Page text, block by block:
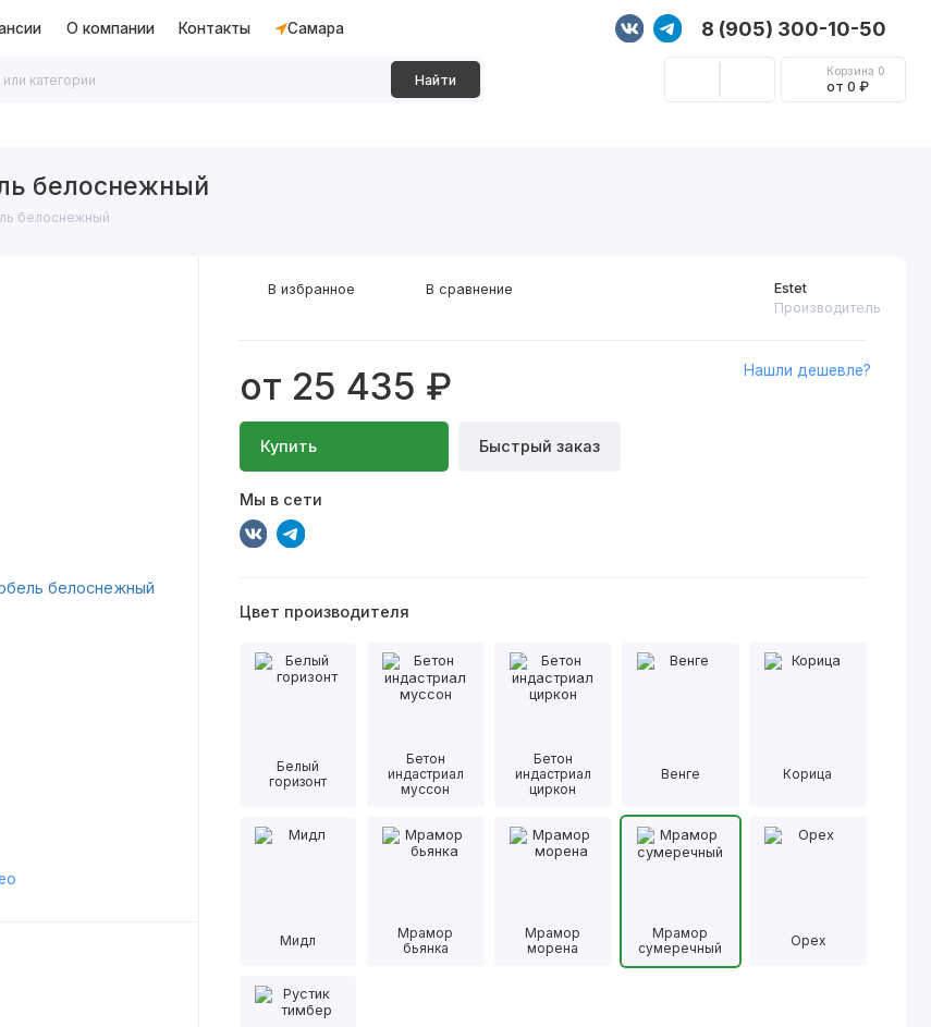
О компании Контакты Самара 8 (905) 300-10-50
Найти
Корзина 0
от 0 ₽
белоснежный
белоснежный
Estet
Производитель
от 25 435 ₽
Купить Быстрый заказ
Нашли дешевле?
Мы в сети
В избранное В сравнение
Цвет производителя
Белый
горизонт
Бетон
индастриал
муссон
Бетон
индастриал
циркон
Венге Корица
Мидл
Мрамор
бьянка
Мрамор
морена
Мрамор
сумеречный
Орех